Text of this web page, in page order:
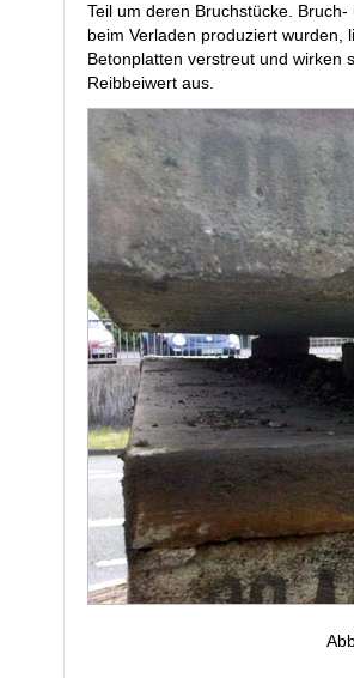
Teil um deren Bruchstücke.
beim Verladen produziert wurden,
Betonplatten verstreut und wirken
Reibbeiwert aus.